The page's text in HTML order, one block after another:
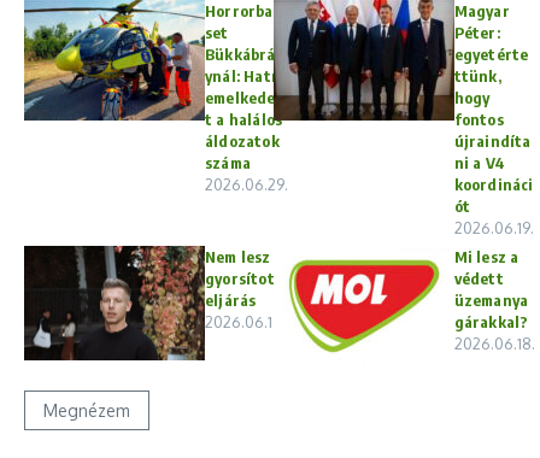
Horrorbale
set
Bükkábrán
ynál: Hatra
emelkedet
t a halálos
áldozatok
száma
2026.06.29.
Magyar
Péter:
egyetérte
ttünk,
hogy
fontos
újraindíta
ni a V4
koordináci
ót
2026.06.19.
Nem lesz
gyorsított
eljárás
2026.06.19.
Mi lesz a
védett
üzemanya
gárakkal?
2026.06.18.
Megnézem